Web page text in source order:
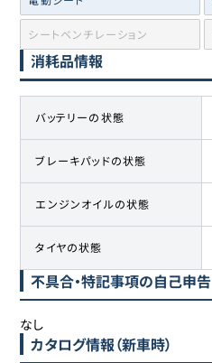
シートベンチレーション
消耗品情報
バッテリーの状態
ブレーキパッドの状態
エンジンオイルの状態
タイヤの状態
不具合・特記事項の自己申告
なし
カタログ情報（新車時）